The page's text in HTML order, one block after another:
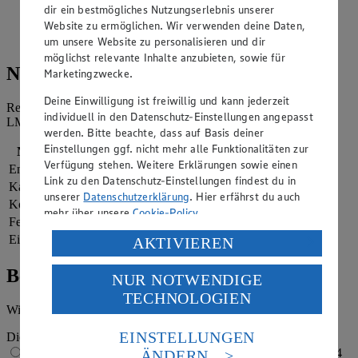
Kuchen in kleine Stücke schneiden. Wer mag, kann diese
auch mit erwärmter Schokolade bestreichen.
Nährwerte
Referenzmenge für einen durchschnittlichen Erwachsenen laut
LMIV (8.400 kJ/2.000 kcal).
Nährwerte
pro Portion
Energie
1.030 kj (12 %)
Kalorien
246 kcal (12 %)
Kohlenhydrate 43 g
Fett
Eiweiß
Bewertung
Wie hat es dir geschmeckt?
Die Bewertung wird automatisch gespeichert
2 von 5 Sternen 3 von 5 Sternen
4
dir ein bestmögliches Nutzungserlebnis unserer
Website zu ermöglichen. Wir verwenden deine Daten,
um unsere Website zu personalisieren und dir
möglichst relevante Inhalte anzubieten, sowie für
Marketingzwecke.
Deine Einwilligung ist freiwillig und kann jederzeit
individuell in den Datenschutz-Einstellungen angepasst
werden. Bitte beachte, dass auf Basis deiner
Einstellungen ggf. nicht mehr alle Funktionalitäten zur
Verfügung stehen. Weitere Erklärungen sowie einen
Link zu den Datenschutz-Einstellungen findest du in
unserer Datenschutzerklärung. Hier erfährst du auch
mehr über unsereCookie-Policy.
Verarbeitung deiner personenbezogenen Daten in den
USA durch Facebook und YouTube:
Wenn du auf „Aktivieren“ klickst, willigst du im Sinne
des Art. 49 Abs. 1 Satz 1 lit. a) DSGVO ein, dass deine
Daten in den USA verarbeitet werden. Der EuGH sieht
die USA als Land mit einem nach europäischen
Standards nicht angemessenen Datenschutzniveau an.
AKTIVIEREN
NUR NOTWENDIGE
TECHNOLOGIEN
EINSTELLUNGEN